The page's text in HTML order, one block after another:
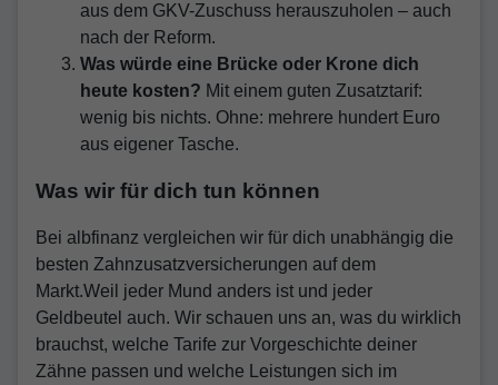
aus dem GKV-Zuschuss herauszuholen – auch
nach der Reform.
Was würde eine Brücke oder Krone dich
heute kosten? Mit einem guten Zusatztarif:
wenig bis nichts. Ohne: mehrere hundert Euro
aus eigener Tasche.
Was wir für dich tun können
Bei albfinanz vergleichen wir für dich unabhängig die
besten Zahnzusatzversicherungen auf dem
Markt.Weil jeder Mund anders ist und jeder
Geldbeutel auch. Wir schauen uns an, was du wirklich
brauchst, welche Tarife zur Vorgeschichte deiner
Zähne passen und welche Leistungen sich im